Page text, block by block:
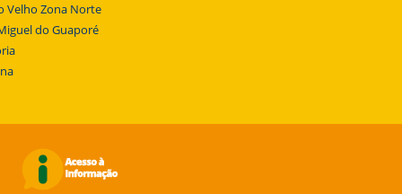
Velho Zona Norte
do Guaporé